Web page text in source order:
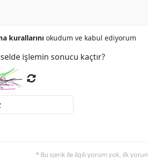
kurallarını okudum ve kabul ediyorum
işlemin sonucu kaçtır?
* Bu içerik ile ilgili yorum yok, ilk